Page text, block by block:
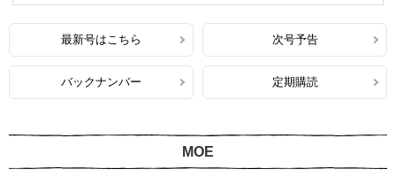
最新号はこちら 次号予告
バックナンバー 定期購読
MOE